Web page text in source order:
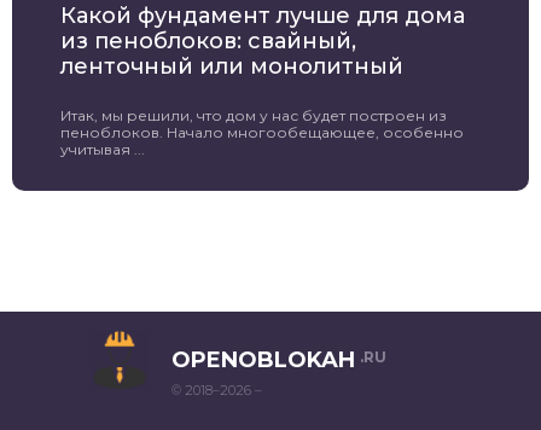
Какой фундамент лучше для дома
из пеноблоков: свайный,
ленточный или монолитный
Итак, мы решили, что дом у нас будет построен из
пеноблоков. Начало многообещающее, особенно
учитывая ...
OPENOBLOKAH .RU
© 2018–2026 –